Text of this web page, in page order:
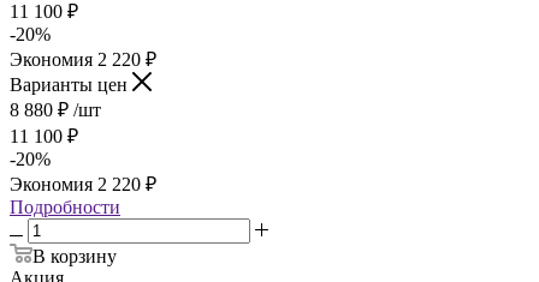
11 100 ₽
-20%
Экономия 2 220 ₽
Варианты цен
8 880 ₽ /шт
11 100 ₽
-20%
Экономия 2 220 ₽
Подробности
В корзину